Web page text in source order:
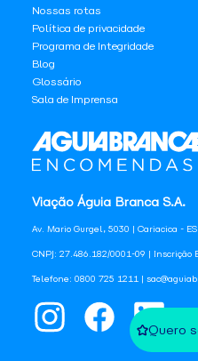
Quero
Viação Águia Branca S.A.
Av. Mario Gurgel, 5030 | Cariacica -
CNPJ: 27.486.182/0001-09 | Inscrição
Telefone: 0800 725 1211 |
Nossas rotas
Política de privacidade
Programa de Integridade
Blog
Glossário
Sala de Imprensa